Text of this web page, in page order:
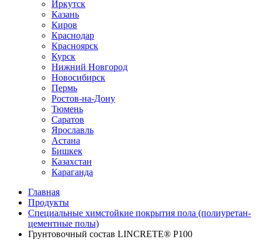
Иркутск
Казань
Киров
Краснодар
Красноярск
Курск
Нижний Новгород
Новосибирск
Пермь
Ростов-на-Дону
Тюмень
Саратов
Ярославль
Астана
Бишкек
Казахстан
Караганда
Главная
Продукты
Специальные химстойкие покрытия пола (полиуретан-
цементные полы)
Грунтовочный состав LINCRETE® P100